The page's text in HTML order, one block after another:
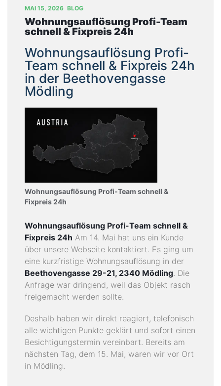
MAI 15, 2026 BLOG
Wohnungsauflösung Profi-Team
schnell & Fixpreis 24h
Wohnungsauflösung Profi-
Team schnell & Fixpreis 24h
in der Beethovengasse
Mödling
Wohnungsauflösung Profi-Team schnell &
Fixpreis 24h
Wohnungsauflösung Profi-Team schnell &
Fixpreis 24h Am 14. Mai hat uns ein Kunde
über unsere Webseite kontaktiert. Es ging um
eine kurzfristige Wohnungsauflösung in der
Beethovengasse 29-21, 2340 Mödling. Die
Anfrage war dringend, weil das Objekt rasch
freigemacht werden sollte.
Deshalb haben wir direkt reagiert, telefonisch
alle wichtigen Punkte geklärt und sofort einen
Besichtigungstermin vereinbart. Bereits am
nächsten Tag, dem 15. Mai, waren wir vor Ort
in Mödling.